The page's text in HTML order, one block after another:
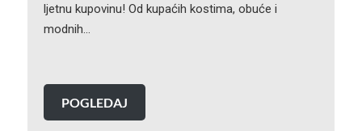
ljetnu kupovinu! Od kupaćih kostima, obuće i
modnih…
POGLEDAJ